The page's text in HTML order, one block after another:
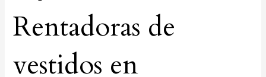
Rentadoras de
vestidos en